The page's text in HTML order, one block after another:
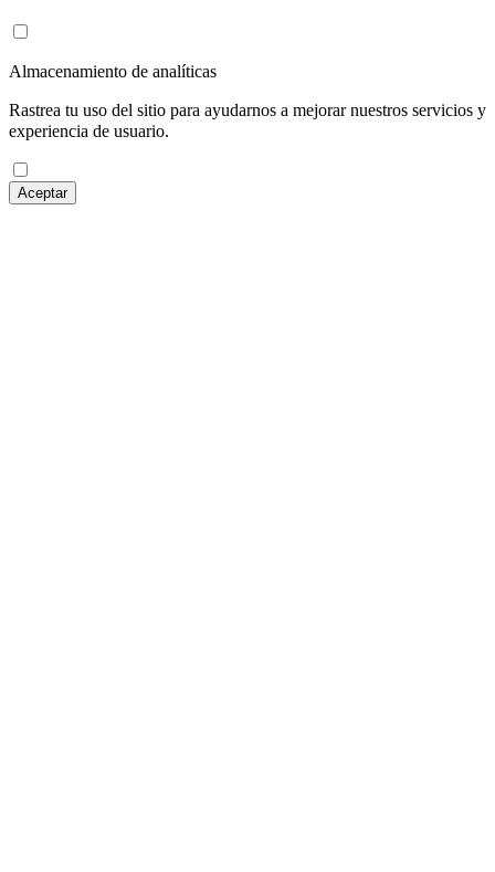
Almacenamiento de analíticas
Rastrea tu uso del sitio para ayudarnos a mejorar nuestros servicios y
experiencia de usuario.
Aceptar